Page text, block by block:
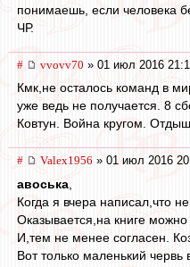
понимаешь, если человека
ЧР.
# vvovv70 » 01 июл 2016
Кмк,не осталось команд в
уже ведь не получается. 8
Ковтун. Война кругом.
# Valex1956 » 01 июл 2016
авоська
Когда я вчера написал,что
Оказывается,на книге можно
И,тем не менее согласен.
Вот только маленький червь